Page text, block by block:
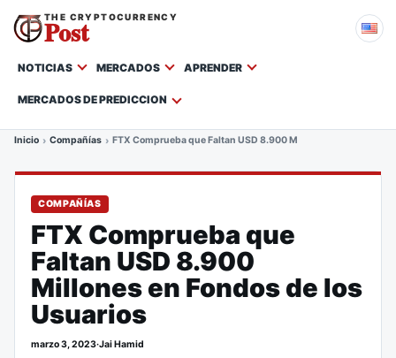
THE CRYPTOCURRENCY
Post
NOTICIAS MERCADOS APRENDER
MERCADOS DE PREDICCION
Inicio Compañías FTX Comprueba que Faltan USD 8.900 Millones en Fondos de
COMPAÑÍAS
FTX Comprueba que
Faltan USD 8.900
Millones en Fondos de los
Usuarios
marzo 3, 2023·Jai Hamid